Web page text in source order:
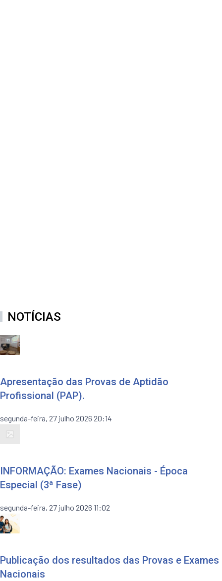
NOTÍCIAS
Apresentação das Provas de Aptidão
Profissional (PAP).
segunda-feira, 27 julho 2026 20:14
INFORMAÇÃO: Exames Nacionais - Época
Especial (3ª Fase)
segunda-feira, 27 julho 2026 11:02
Publicação dos resultados das Provas e Exames
Nacionais